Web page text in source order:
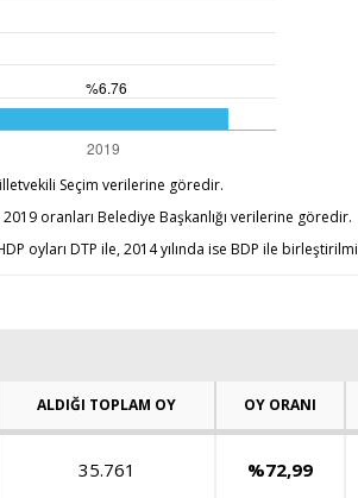
Seçim verilerine göredir.
oranları Belediye Başkanlığı verilerine göredir.
oyları DTP ile, 2014 yılında ise BDP ile
ALDIĞI TOPLAM OY OY ORANI
35.761 %72,99